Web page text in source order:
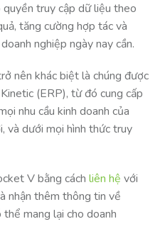
truy cập dữ liệu theo
tăng cường hợp tác và
nghiệp ngày nay cần.
nên khác biệt là chúng được
(ERP), từ đó cung cấp
nhu cầu kinh doanh của
và dưới mọi hình thức truy
V bằng cách liên hệ với
nhận thêm thông tin về
mang lại cho doanh